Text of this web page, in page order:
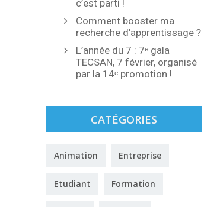
c’est parti !
Comment booster ma
recherche d’apprentissage ?
L’année du 7 : 7ᵉ gala
TECSAN, 7 février, organisé
par la 14ᵉ promotion !
CATÉGORIES
Animation Entreprise
Etudiant Formation